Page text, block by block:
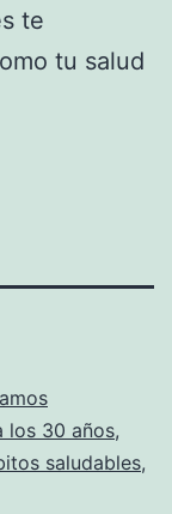
te
tu salud
los 30 años,
saludables,